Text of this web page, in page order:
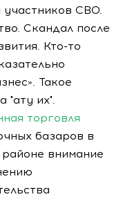
СВО.
Скандал после
Кто-то
Такое
"ату их".
торговля
базаров в
внимание